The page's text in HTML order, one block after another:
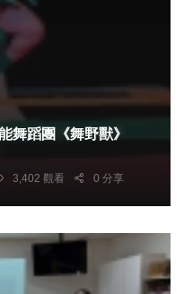
3,402 觀看 0 分享